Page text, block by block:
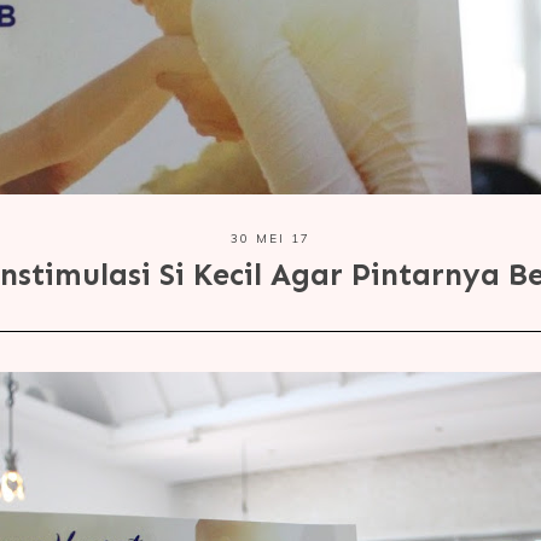
30 MEI 17
Si Kecil Agar Pintarnya